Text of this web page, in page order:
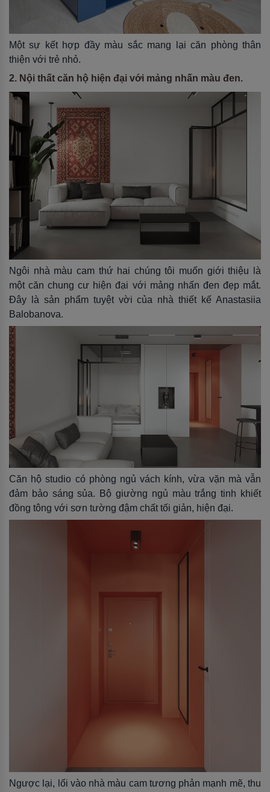
Một sự kết hợp đầy màu sắc mang lại căn phòng thân
thiện với trẻ nhỏ.
2. Nội thất căn hộ hiện đại với mảng nhấn màu đen.
Ngôi nhà màu cam thứ hai chúng tôi muốn giới thiệu là
một căn chung cư hiện đại với mảng nhấn đen đẹp mắt.
Đây là sản phẩm tuyệt vời của nhà thiết kế Anastasiia
Balobanova.
Căn hộ studio có phòng ngủ vách kính, vừa vặn mà vẫn
đảm bảo sáng sủa. Bộ giường ngủ màu trắng tinh khiết
đồng tông với sơn tường đậm chất tối giản, hiện đại.
Ngược lại, lối vào nhà màu cam tương phản mạnh mẽ, thu